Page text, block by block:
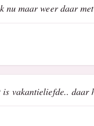
maar weer daar
vakantieliefde..